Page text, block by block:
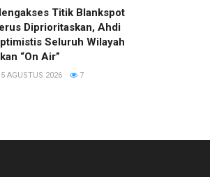
Titik Blankspot
Diprioritaskan, Ahdi
Seluruh Wilayah
“On Air”
AGUSTUS 2026 7